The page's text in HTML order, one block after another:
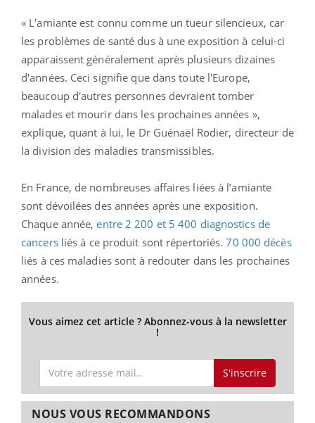
« L'amiante est connu comme un tueur silencieux, car
les problèmes de santé dus à une exposition à celui-ci
apparaissent généralement après plusieurs dizaines
d'années. Ceci signifie que dans toute l'Europe,
beaucoup d'autres personnes devraient tomber
malades et mourir dans les prochaines années »,
explique, quant à lui, le Dr Guénaël Rodier, directeur de
la division des maladies transmissibles.
En France, de nombreuses affaires liées à l’amiante
sont dévoilées des années après une exposition.
Chaque année,entre 2 200 et 5 400 diagnostics de
cancersliés à ce produit sont répertoriés.70 000 décès
liés à ces maladies sont à redouter dans les prochaines
années.
Vous aimez cet article ? Abonnez-vous à la newsletter
!
S'inscrire
NOUS VOUS RECOMMANDONS